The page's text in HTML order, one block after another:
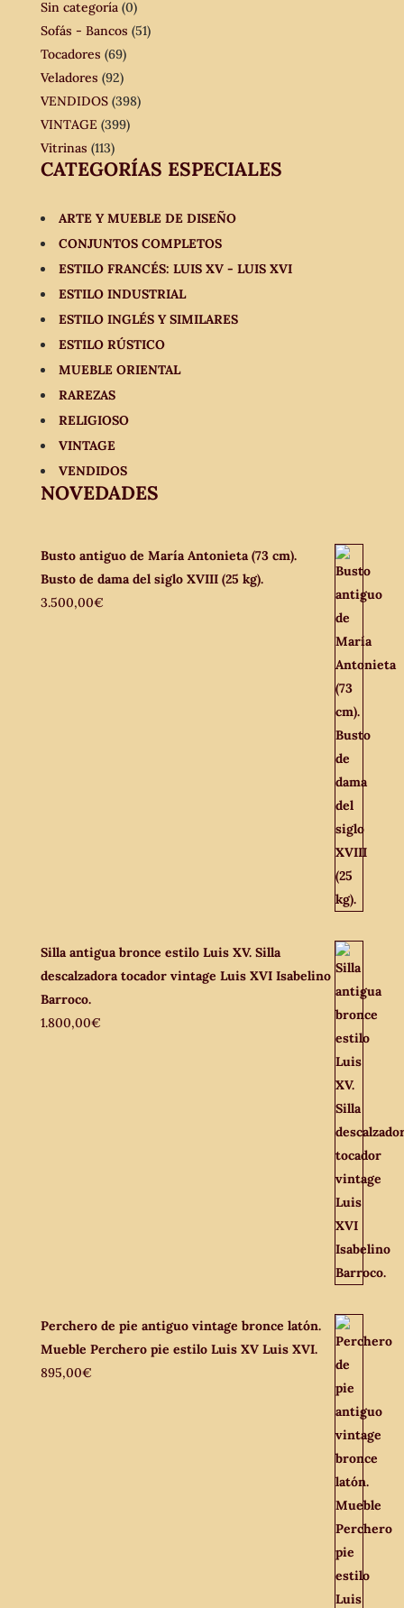
Sin categoría (0)
Sofás - Bancos (51)
Tocadores (69)
Veladores (92)
VENDIDOS (398)
VINTAGE (399)
Vitrinas (113)
CATEGORÍAS ESPECIALES
ARTE Y MUEBLE DE DISEÑO
CONJUNTOS COMPLETOS
ESTILO FRANCÉS: LUIS XV - LUIS XVI
ESTILO INDUSTRIAL
ESTILO INGLÉS Y SIMILARES
ESTILO RÚSTICO
MUEBLE ORIENTAL
RAREZAS
RELIGIOSO
VINTAGE
VENDIDOS
NOVEDADES
Busto antiguo de María Antonieta (73 cm).
Busto de dama del siglo XVIII (25 kg).
3.500,00€
Silla antigua bronce estilo Luis XV. Silla
descalzadora tocador vintage Luis XVI Isabelino
Barroco.
1.800,00€
Perchero de pie antiguo vintage bronce latón.
Mueble Perchero pie estilo Luis XV Luis XVI.
895,00€